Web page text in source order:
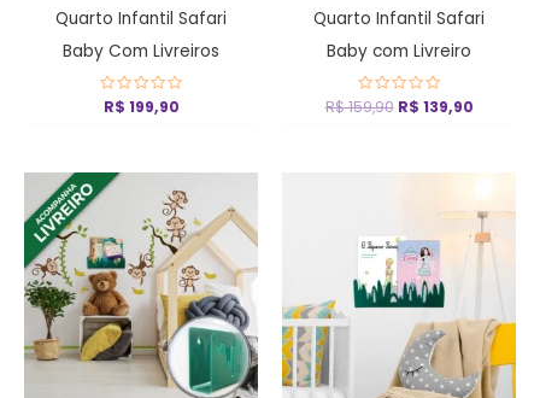
Quarto Infantil Safari
Baby Com Livreiros
Avaliação
0R$ 199,90
Quarto Infantil Safari
Baby com Livreiro
Avaliação
0
R$159,90 R$ 139,90